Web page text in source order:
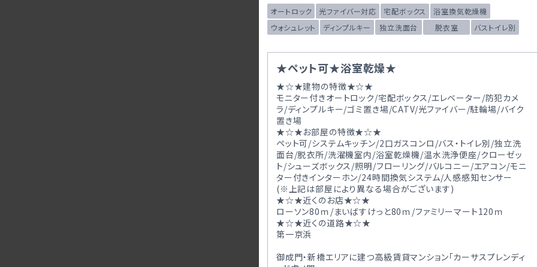
オートロック 光ファイバー対応 宅配ボックス
浴室換気乾燥機
ウォシュレット
ディンプルキー 独立洗面台 脱衣室 バストイレ別
★ペット可★浴室乾燥★
★☆★建物の特徴★☆★
モニター付きオートロック/宅配ボックス/エレベーター/防犯カメ
ラ/ディンプルキー/ゴミ置き場/CATV/光ファイバー/駐輪場/バイク
置き場
★☆★お部屋の特徴★☆★
ペット可/システムキッチン/2口ガスコンロ/バス・トイレ別/独立洗
面台/脱衣所/洗濯機室内/浴室乾燥機/温水洗浄便座/クローゼッ
ト/シューズボックス/照明/フローリング/バルコニー/エアコン/モニ
ター付きインターホン/24時間換気システム/人感感知センサー
(※上記は部屋により異なる場合がございます)
★☆★近くのお店★☆★
ローソン80ｍ/まいばすけっと80ｍ/ファミリーマート120ｍ
★☆★近くの道路★☆★
第一京浜
御成門・新橋エリアに建つ高級賃貸マンション「カーサスプレンディ